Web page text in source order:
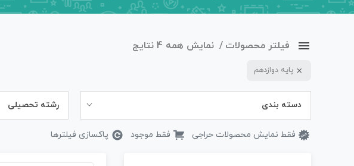
فیلتر محصولات نمایش همه 4 نتایج
پایه دوازدهم
دسته بندی رشته تحصیلی
فقط نمایش محصولات حراجی فقط موجود پاکسازی فیلترها